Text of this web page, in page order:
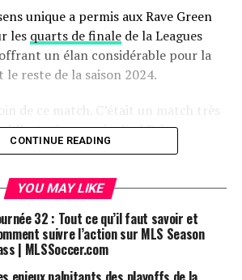
unique a permis aux Rave Green
les quarts de finalede la Leagues
un élan considérable pour la
reste de la saison 2024.
de ce match. C’était un match très
l’entraîneur principal Brian
rencontre.
fans présents ici ont apprécié, et que
à la télévision ont également pris
bon match. Même si le score peut
d’un match à sens unique, il y a eu
»
CONTINUE READING
YOU MAY LIKE
32 : Tout ce qu’il faut savoir et
suivre l’action sur MLS Season
| MLSSoccer.com